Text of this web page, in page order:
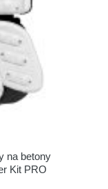
na betony
Kit PRO